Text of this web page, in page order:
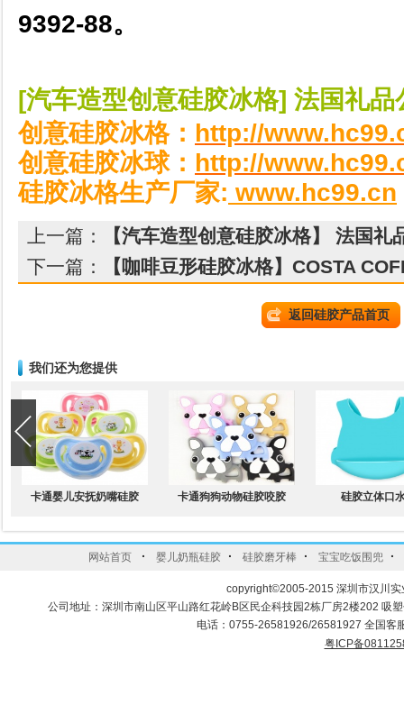
9392-88。
[汽车造型创意硅胶冰格] 法国礼
创意硅胶冰格： http://
创意硅胶冰球： http://
硅胶冰格生产厂家: www.hc99.cn
上一篇：
【汽车造型创意硅胶冰格】 法国
下一篇：
【咖啡豆形硅胶冰格】COSTA
返回硅胶产品首页
我们还为您提供
卡通婴儿安抚奶嘴硅胶 卡通狗狗动物硅胶咬胶 硅胶立体口
网站首页 · 婴儿奶瓶硅胶 · 硅胶磨牙棒 · 宝宝吃饭围兜 ·
copyright©2005-2015 深圳市汉川
公司地址：深圳市南山区平山路红花岭B区民企科技园2栋厂房2楼202 吸
电话：0755-26581926/26581927 全国客
粤ICP备